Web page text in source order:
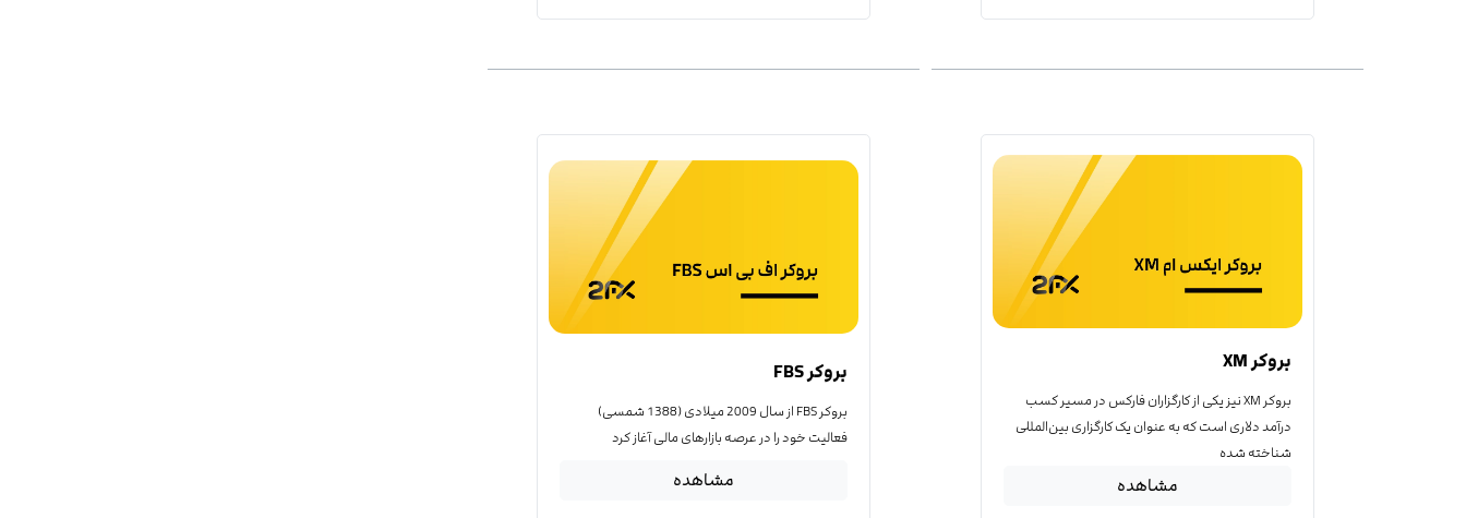
بروکر XM
بروکر XM نیز یکی از کارگزاران فارکس در مسیر کسب
درآمد دلاری است که به عنوان یک کارگزاری بین‌المللی
شناخته شده
مشاهده
بروکر FBS
بروکر FBS از سال 2009 میلادی (1388 شمسی)
فعالیت خود را در عرصه بازارهای مالی آغاز کرد
مشاهده